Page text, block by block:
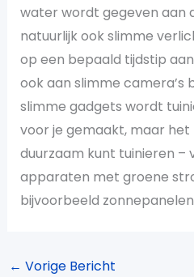
water wordt gegeven aan
natuurlijk ook slimme
op een bepaald tijdstip
ook aan slimme camera’s
slimme gadgets wordt
voor je gemaakt, maar
duurzaam kunt tuinieren –
apparaten met groene
bijvoorbeeld
← Vorige Bericht